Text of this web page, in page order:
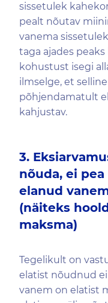
sissetulek
pealt nõutav
vanema
taga ajades
kohustust isegi
ilmselge, et
põhjendamatult
kahjustav.
3.
nõuda, ei
elanud
(näiteks
maksma)
Tegelikult on
elatist nõudnud
vanem on elatist